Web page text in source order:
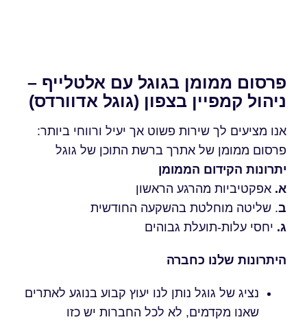
פרסום ממומן בגוגל עם אלטלייף –
ניהול קמפיין בצפון (גוגל אדוורדס)
אנו מציעים לך שירות פשוט אך יעיל ורווחי ביותר:
פרסום ממומן של אתרך ברשת התוכן של גוגל
יתרונות הקידום הממומן
א. אפקטיביות מהרגע הראשון
ב. שליטה מוחלטת בהשקעה החודשית
ג. יחסי עלות-תועלת גבוהים
היתרונות שלנו כחברה
נציג של גוגל נותן לנו יעוץ קבוע בנוגע לאתרים
שאנו מקדמים, לא לכל החברות יש כזו